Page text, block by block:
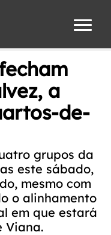
a
de-
grupos da
este sábado,
mesmo com
o alinhamento
em que estará
Viana.